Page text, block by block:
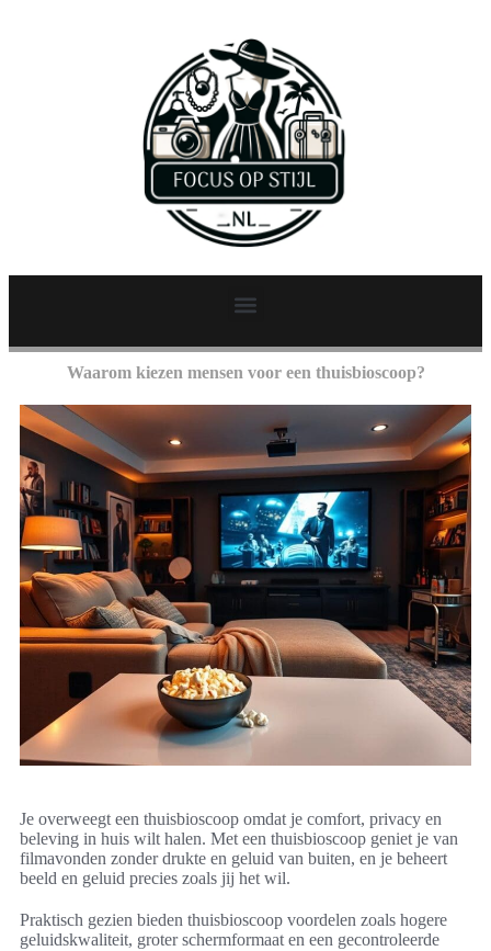
Waarom kiezen mensen voor een thuisbioscoop?
Je overweegt een thuisbioscoop omdat je comfort, privacy en
beleving in huis wilt halen. Met een thuisbioscoop geniet je van
filmavonden zonder drukte en geluid van buiten, en je beheert
beeld en geluid precies zoals jij het wil.
Praktisch gezien bieden thuisbioscoop voordelen zoals hogere
geluidskwaliteit, groter schermformaat en een gecontroleerde